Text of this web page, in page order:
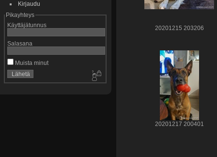
Kirjaudu
Pikayhteys
Käyttäjätunnus
Salasana
Muista minut
20201215 203206
20201217 200401